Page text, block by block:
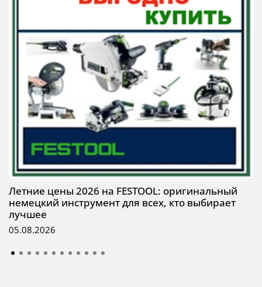
Летние цены 2026 на FESTOOL: оригинальный
немецкий инструмент для всех, кто выбирает
лучшее
05.08.2026